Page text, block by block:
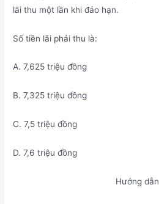
lãi thu một lần khi đáo hạn.
Số tiền lãi phải thu là:
A. 7,625 triệu đồng
B. 7,325 triệu đồng
C. 7,5 triệu đồng
D. 7,6 triệu đồng
Hướng dẫn